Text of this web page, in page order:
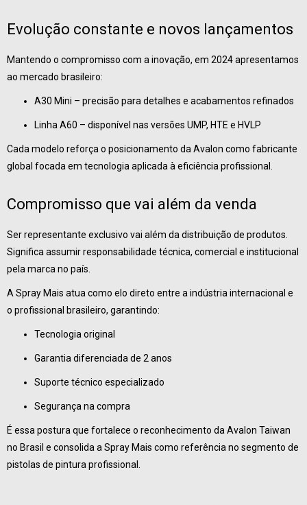
Evolução constante e novos lançamentos
Mantendo o compromisso com a inovação, em 2024 apresentamos
ao mercado brasileiro:
A30 Mini – precisão para detalhes e acabamentos refinados
Linha A60 – disponível nas versões UMP, HTE e HVLP
Cada modelo reforça o posicionamento da Avalon como fabricante
global focada em tecnologia aplicada à eficiência profissional.
Compromisso que vai além da venda
Ser representante exclusivo vai além da distribuição de produtos.
Significa assumir responsabilidade técnica, comercial e institucional
pela marca no país.
A Spray Mais atua como elo direto entre a indústria internacional e
o profissional brasileiro, garantindo:
Tecnologia original
Garantia diferenciada de 2 anos
Suporte técnico especializado
Segurança na compra
É essa postura que fortalece o reconhecimento da Avalon Taiwan
no Brasil e consolida a Spray Mais como referência no segmento de
pistolas de pintura profissional.